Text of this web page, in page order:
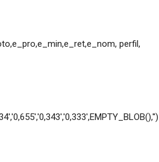
perfil,